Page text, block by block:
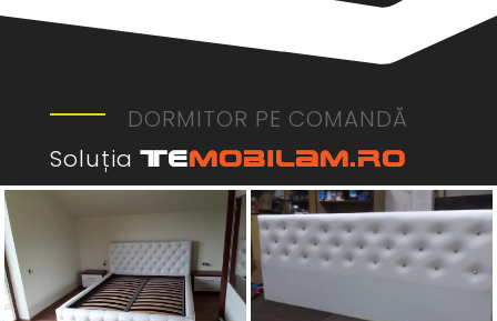
DORMITOR PE COMANDĂ
Soluția Te Mobilam.ro